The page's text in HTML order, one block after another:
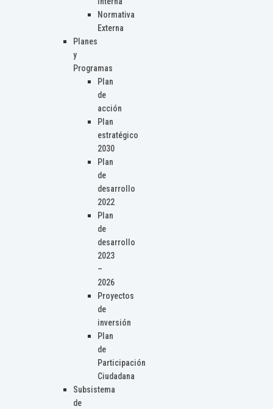
Normativa
Externa
Planes
y
Programas
Plan
de
acción
Plan
estratégico
2030
Plan
de
desarrollo
2022
Plan
de
desarrollo
2023
–
2026
Proyectos
de
inversión
Plan
de
Participación
Ciudadana
Subsistema
de